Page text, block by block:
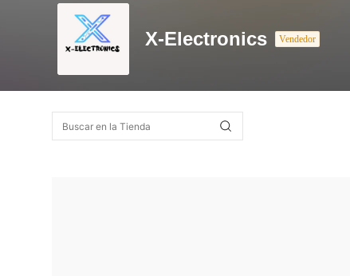
X-Electronics Vendedor